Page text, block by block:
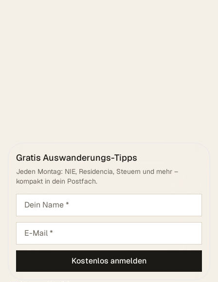
Gratis Auswanderungs-Tipps
Jeden Montag: NIE, Residencia, Steuern und mehr –
kompakt in dein Postfach.
Kostenlos anmelden